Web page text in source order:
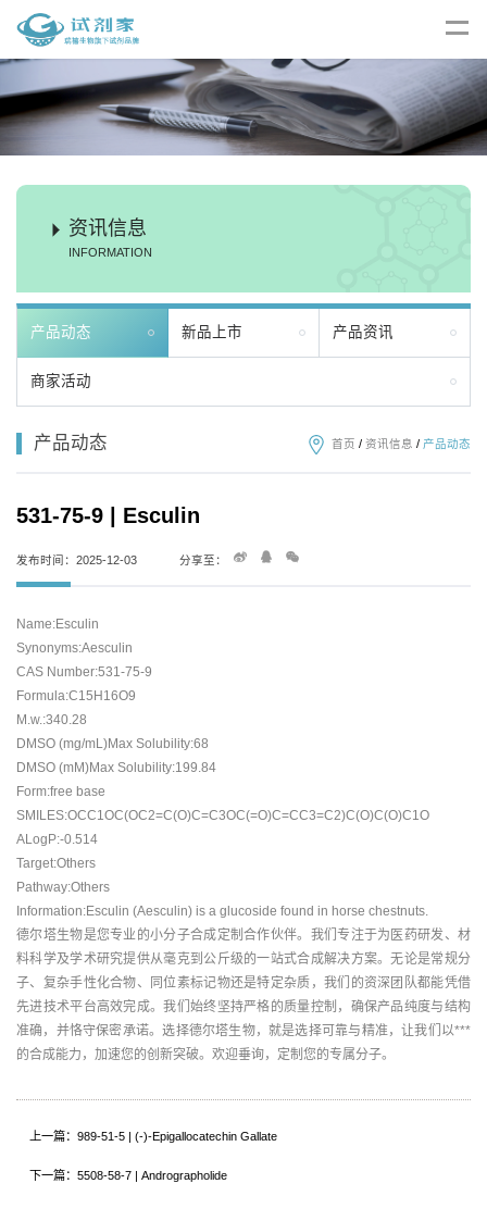
资讯信息
INFORMATION
产品动态 新品上市 产品资讯
商家活动
产品动态 首页 / 资讯信息 / 产品动态
531-75-9 | Esculin
发布时间：2025-12-03 分享至：
Name:Esculin
Synonyms:Aesculin
CAS Number:531-75-9
Formula:C15H16O9
M.w.:340.28
DMSO (mg/mL)Max Solubility:68
DMSO (mM)Max Solubility:199.84
Form:free base
SMILES:OCC1OC(OC2=C(O)C=C3OC(=O)C=CC3=C2)C(O)C(O)C1O
ALogP:-0.514
Target:Others
Pathway:Others
Information:Esculin (Aesculin) is a glucoside found in horse chestnuts.
德尔塔生物是您专业的小分子合成定制合作伙伴。我们专注于为医药研发、材
料科学及学术研究提供从毫克到公斤级的一站式合成解决方案。无论是常规分
子、复杂手性化合物、同位素标记物还是特定杂质，我们的资深团队都能凭借
先进技术平台高效完成。我们始终坚持严格的质量控制，确保产品纯度与结构
准确，并恪守保密承诺。选择德尔塔生物，就是选择可靠与精准，让我们以***
的合成能力，加速您的创新突破。欢迎垂询，定制您的专属分子。
上一篇：989-51-5 | (-)-Epigallocatechin Gallate
下一篇：5508-58-7 | Andrographolide